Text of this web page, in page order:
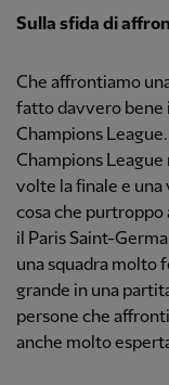
Sulla sfida di
Che affrontiamo
fatto davvero bene
Champions
Champions
volte la finale e
cosa che purtroppo
il Paris Saint-
una squadra molto
grande in una
persone che
anche molto